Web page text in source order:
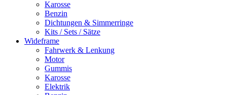
Karosse
Benzin
Dichtungen & Simmerringe
Kits / Sets / Sätze
Wideframe
Fahrwerk & Lenkung
Motor
Gummis
Karosse
Elektrik